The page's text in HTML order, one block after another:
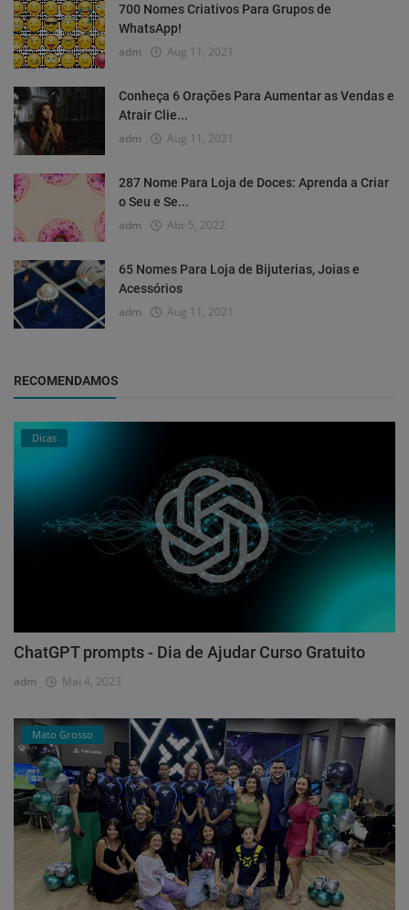
700 Nomes Criativos Para Grupos de
WhatsApp!
adm Aug 11, 2021
Conheça 6 Orações Para Aumentar as Vendas e
Atrair Clie...
adm Aug 11, 2021
287 Nome Para Loja de Doces: Aprenda a Criar
o Seu e Se...
adm Abr 5, 2022
65 Nomes Para Loja de Bijuterias, Joias e
Acessórios
adm Aug 11, 2021
RECOMENDAMOS
Dicas
ChatGPT prompts - Dia de Ajudar Curso Gratuito
adm Mai 4, 2023
Mato Grosso